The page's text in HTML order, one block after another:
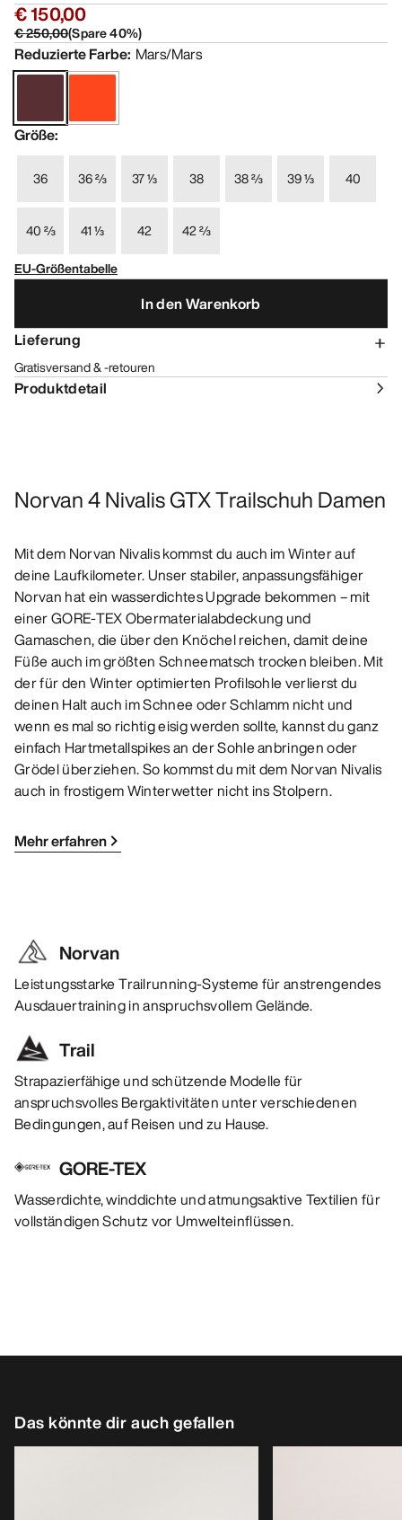
€ 150,00
€ 250,00(Spare40%)
Reduzierte Farbe: Mars/Mars
Größe:
36 36 ⅔ 37 ⅓ 38 38 ⅔ 39 ⅓ 40
40 ⅔ 41 ⅓ 42
42 ⅔
EU-Größentabelle
In den Warenkorb
Lieferung
Gratisversand & -retouren
Produktdetail
Norvan 4 Nivalis GTX Trailschuh Damen
Mit dem Norvan Nivalis kommst du auch im Winter auf
deine Laufkilometer. Unser stabiler, anpassungsfähiger
Norvan hat ein wasserdichtes Upgrade bekommen – mit
einer GORE-TEX Obermaterialabdeckung und
Gamaschen, die über den Knöchel reichen, damit deine
Füße auch im größten Schneematsch trocken bleiben. Mit
der für den Winter optimierten Profilsohle verlierst du
deinen Halt auch im Schnee oder Schlamm nicht und
wenn es mal so richtig eisig werden sollte, kannst du ganz
einfach Hartmetallspikes an der Sohle anbringen oder
Grödel überziehen. So kommst du mit dem Norvan Nivalis
auch in frostigem Winterwetter nicht ins Stolpern.
Mehr erfahren
Norvan
Leistungsstarke Trailrunning-Systeme für anstrengendes
Ausdauertraining in anspruchsvollem Gelände.
Trail
Strapazierfähige und schützende Modelle für
anspruchsvolles Bergaktivitäten unter verschiedenen
Bedingungen, auf Reisen und zu Hause.
GORE-TEX
Wasserdichte, winddichte und atmungsaktive Textilien für
vollständigen Schutz vor Umwelteinflüssen.
Das könnte dir auch gefallen